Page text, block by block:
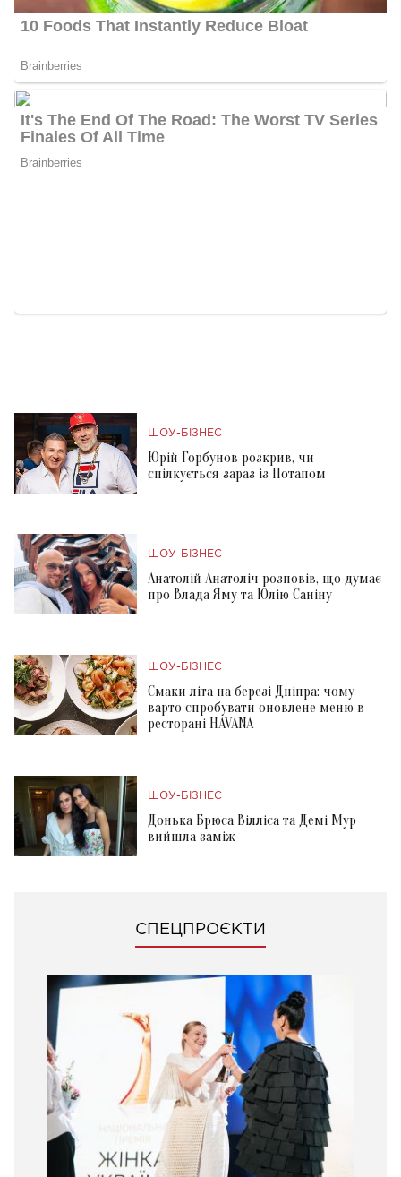
ШОУ-БІЗНЕС
Юрій Горбунов розкрив, чи
спілкується зараз із Потапом
ШОУ-БІЗНЕС
Анатолій Анатоліч розповів, що думає
про Влада Яму та Юлію Саніну
ШОУ-БІЗНЕС
Смаки літа на березі Дніпра: чому
варто спробувати оновлене меню в
ресторані HAVANA
ШОУ-БІЗНЕС
Донька Брюса Вілліса та Демі Мур
вийшла заміж
СПЕЦПРОЄКТИ